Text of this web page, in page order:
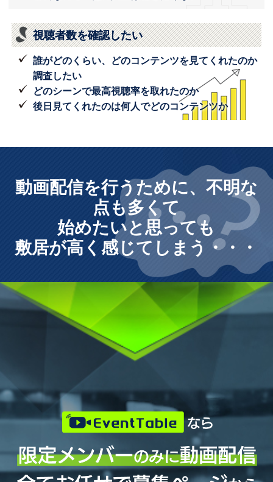
視聴者数を確認したい
誰がどのくらい、どのコンテンツを見てくれたのか
調査したい
どのシーンで最高視聴率を取れたのか
後日見てくれたのは何人でどのコンテンツか
動画配信を行うために、不明な
点も多くて
始めたいと思っても
敷居が高く感じてしまう・・・